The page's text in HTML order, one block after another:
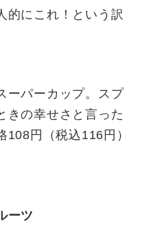
的にこれ！という訳
ーパーカップ。スプ
きの幸せさと言った
108円（税込116円）
ーツ